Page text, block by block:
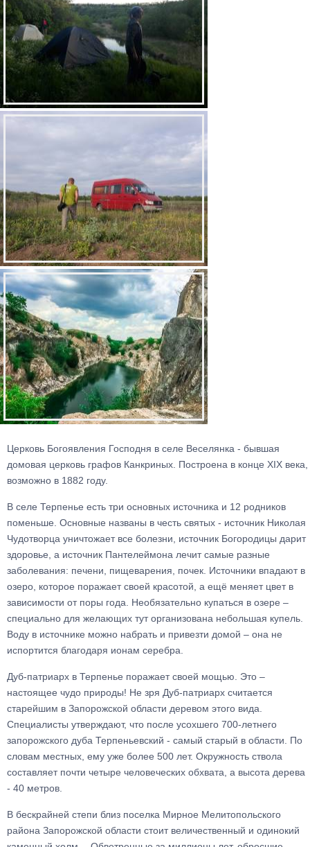
Церковь Богоявления Господня в селе Веселянка - бывшая
домовая церковь графов Канкриных. Построена в конце ХІХ века,
возможно в 1882 году.
В селе Терпенье есть три основных источника и 12 родников
поменьше. Основные названы в честь святых - источник Николая
Чудотворца уничтожает все болезни, источник Богородицы дарит
здоровье, а источник Пантелеймона лечит самые разные
заболевания: печени, пищеварения, почек. Источники впадают в
озеро, которое поражает своей красотой, а ещё меняет цвет в
зависимости от поры года. Необязательно купаться в озере –
специально для желающих тут организована небольшая купель.
Воду в источнике можно набрать и привезти домой – она не
испортится благодаря ионам серебра.
Дуб-патриарх в Терпенье поражает своей мощью. Это –
настоящее чудо природы! Не зря Дуб-патриарх считается
старейшим в Запорожской области деревом этого вида.
Специалисты утверждают, что после усохшего 700-летнего
запорожского дуба Терпеньевский - самый старый в области. По
словам местных, ему уже более 500 лет. Окружность ствола
составляет почти четыре человеческих обхвата, а высота дерева
- 40 метров.
В бескрайней степи близ поселка Мирное Мелитопольского
района Запорожской области стоит величественный и одинокий